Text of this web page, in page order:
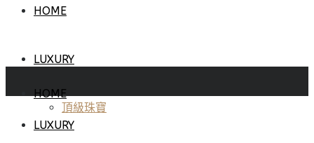
HOME
LUXURY
頂級珠寶
HOME
LUXURY